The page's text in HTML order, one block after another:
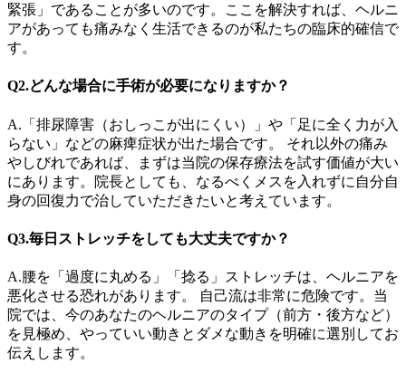
緊張」であることが多いのです。ここを解決すれば、ヘルニ
アがあっても痛みなく生活できるのが私たちの臨床的確信で
す。
Q2.どんな場合に手術が必要になりますか？
A.「排尿障害（おしっこが出にくい）」や「足に全く力が入
らない」などの麻痺症状が出た場合です。 それ以外の痛み
やしびれであれば、まずは当院の保存療法を試す価値が大い
にあります。院長としても、なるべくメスを入れずに自分自
身の回復力で治していただきたいと考えています。
Q3.毎日ストレッチをしても大丈夫ですか？
A.腰を「過度に丸める」「捻る」ストレッチは、ヘルニアを
悪化させる恐れがあります。 自己流は非常に危険です。当
院では、今のあなたのヘルニアのタイプ（前方・後方など）
を見極め、やっていい動きとダメな動きを明確に選別してお
伝えします。